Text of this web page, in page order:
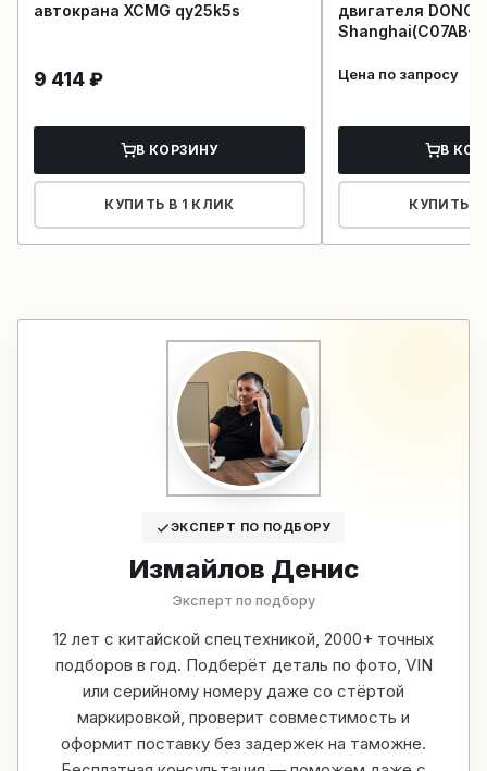
автокрана XCMG qy25k5s
9 414 ₽
В КОРЗИНУ
КУПИТЬ В 1 КЛИК
двигателя
Shanghai(C07AB-
Цена по запросу
В
КУПИТЬ В
ЭКСПЕРТ ПО ПОДБОРУ
Измайлов Денис
Эксперт по подбору
12 лет с китайской спецтехникой, 2000+ точных
подборов в год. Подберёт деталь по фото, VIN
или серийному номеру даже со стёртой
маркировкой, проверит совместимость и
оформит поставку без задержек на таможне.